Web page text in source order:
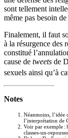
sont tellement
même pas besoin
Finalement, il faut
à la résurgence des
constitué
cause de tweets de
sexuels ainsi qu’à
Notes
Néanmoins, l’idée
l’interprétation de
Voir par exemple :
classes-un-